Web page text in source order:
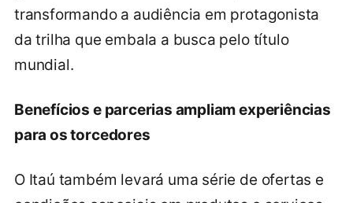
transformando a audiência em protagonista
da trilha que embala a busca pelo título
mundial.
Benefícios e parcerias ampliam experiências
para os torcedores
O Itaú também levará uma série de ofertas e